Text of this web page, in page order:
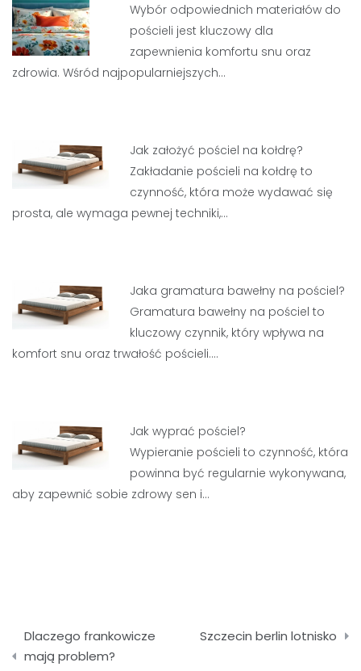
Wybór odpowiednich materiałów do
pościeli jest kluczowy dla
zapewnienia komfortu snu oraz
zdrowia. Wśród najpopularniejszych…
Jak założyć pościel na kołdrę?
Zakładanie pościeli na kołdrę to
czynność, która może wydawać się
prosta, ale wymaga pewnej techniki,…
Jaka gramatura bawełny na pościel?
Gramatura bawełny na pościel to
kluczowy czynnik, który wpływa na
komfort snu oraz trwałość pościeli.…
Jak wyprać pościel?
Wypieranie pościeli to czynność, która
powinna być regularnie wykonywana,
aby zapewnić sobie zdrowy sen i…
Nawigacja
wpisu
Dlaczego frankowicze
mają problem?
Szczecin berlin lotnisko